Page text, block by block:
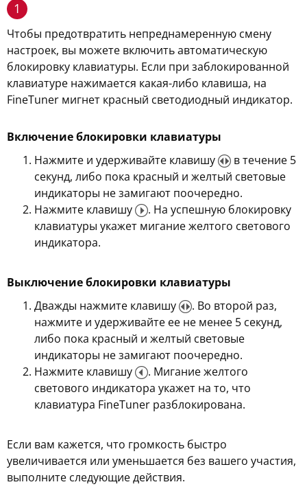
1
Чтобы предотвратить непреднамеренную смену
настроек, вы можете включить автоматическую
блокировку клавиатуры. Если при заблокированной
клавиатуре нажимается какая-либо клавиша, на
FineTuner мигнет красный светодиодный индикатор.
Включение блокировки клавиатуры
Нажмите и удерживайте клавишу
в течение 5
секунд, либо пока красный и желтый световые
индикаторы не замигают поочередно.
Нажмите клавишу
. На успешную блокировку
клавиатуры укажет мигание желтого светового
индикатора.
Выключение блокировки клавиатуры
Дважды нажмите клавишу
. Во второй раз,
нажмите и удерживайте ее не менее 5 секунд,
либо пока красный и желтый световые
индикаторы не замигают поочередно.
Нажмите клавишу
. Мигание желтого
светового индикатора укажет на то, что
клавиатура FineTuner разблокирована.
Если вам кажется, что громкость быстро
увеличивается или уменьшается без вашего участия,
выполните следующие действия.